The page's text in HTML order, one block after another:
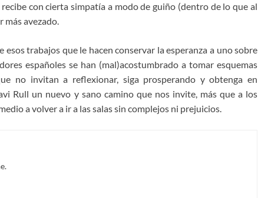
con cierta simpatía a modo de guiño (dentro de lo que al
más avezado.
esos trabajos que le hacen conservar la esperanza a uno sobre
españoles se han (mal)acostumbrado a tomar esquemas
no invitan a reflexionar, siga prosperando y obtenga en
Rull un nuevo y sano camino que nos invite, más que a los
a volver a ir a las salas sin complejos ni prejuicios.